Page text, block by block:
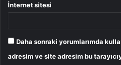
İnternet sitesi
Daha sonraki yorumlarımda
adresim ve site adresim bu